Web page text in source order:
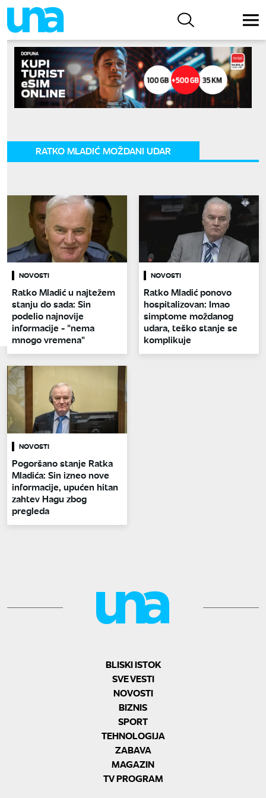
RATKO MLADIĆ MOŽDANI UDAR
NOVOSTI
Ratko Mladić u najtežem
stanju do sada: Sin
podelio najnovije
informacije - "nema
mnogo vremena"
NOVOSTI
Ratko Mladić ponovo
hospitalizovan: Imao
simptome moždanog
udara, teško stanje se
komplikuje
NOVOSTI
Pogoršano stanje Ratka
Mladića: Sin izneo nove
informacije, upućen hitan
zahtev Hagu zbog
pregleda
BLISKI ISTOK
SVE VESTI
NOVOSTI
BIZNIS
SPORT
TEHNOLOGIJA
ZABAVA
MAGAZIN
TV PROGRAM